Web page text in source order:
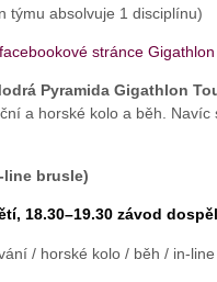
týmu absolvuje 1 disciplínu)
stránce
Pyramida Gigathlon
a horské kolo a běh.
brusle)
18.30–19.30 závod
/ horské kolo / běh / in-